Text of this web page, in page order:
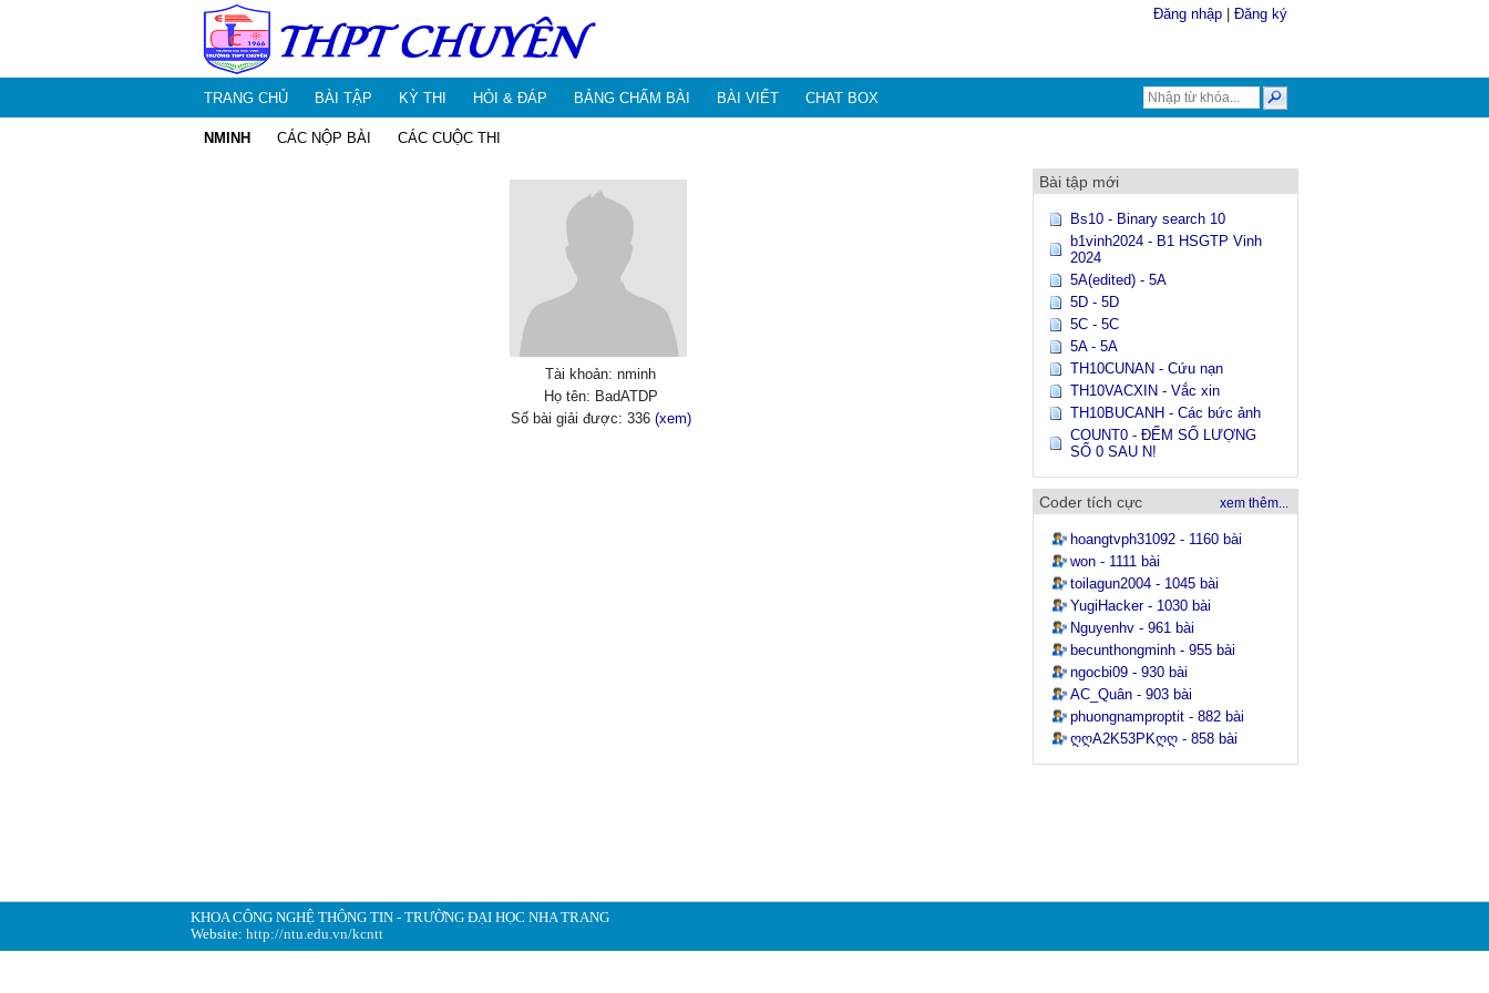
Đăng nhập Đăng ký
TRANG CHỦ BÀI TẬP KỲ THI HỎI & ĐÁP BẢNG CHẤM BÀI BÀI VIẾT CHAT BOX
NMINH CÁC NỘP BÀI CÁC CUỘC THI
Tài khoản: nminh
Họ tên: BadATDP
Số bài giải được: 336 (xem)
Bài tập mới
Bs10 - Binary search 10
b1vinh2024 - B1 HSGTP Vinh
2024
5A(edited) - 5A
5D - 5D
5C - 5C
5A - 5A
TH10CUNAN - Cứu nạn
TH10VACXIN - Vắc xin
TH10BUCANH - Các bức ảnh
COUNT0 - ĐẾM SỐ LƯỢNG
SỐ 0 SAU N!
xem thêm...
Coder tích cực
hoangtvph31092 - 1160 bài
won - 1111 bài
toilagun2004 - 1045 bài
YugiHacker - 1030 bài
Nguyenhv - 961 bài
becunthongminh - 955 bài
ngocbi09 - 930 bài
AC_Quân - 903 bài
phuongnamproptit - 882 bài
ღღA2K53PKღღ - 858 bài
KHOA CÔNG NGHỆ THÔNG TIN - TRƯỜNG ĐẠI HỌC NHA TRANG
Website: http://ntu.edu.vn/kcntt